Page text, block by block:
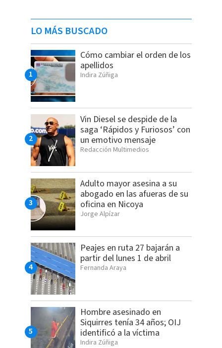
LO MÁS BUSCADO
Cómo cambiar el orden de los
apellidos
Indira Zúñiga
Vin Diesel se despide de la
saga ‘Rápidos y Furiosos’ con
un emotivo mensaje
Redacción Multimedios
Adulto mayor asesina a su
abogado en las afueras de su
oficina en Nicoya
Jorge Alpízar
Peajes en ruta 27 bajarán a
partir del lunes 1 de abril
Fernanda Araya
Hombre asesinado en
Siquirres tenía 34 años; OIJ
identificó a la víctima
Indira Zúñiga